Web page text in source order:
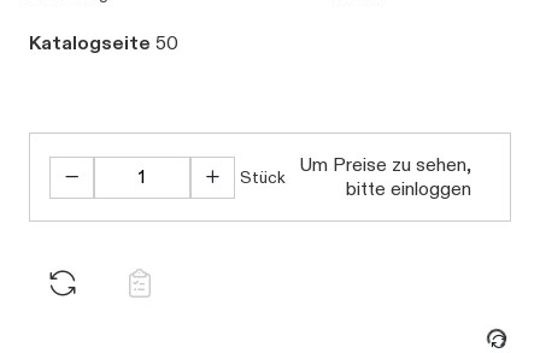
Katalogseite 50
Stück
Um Preise zu sehen,
bitte einloggen
Daten werden geladen. Bitte warten...